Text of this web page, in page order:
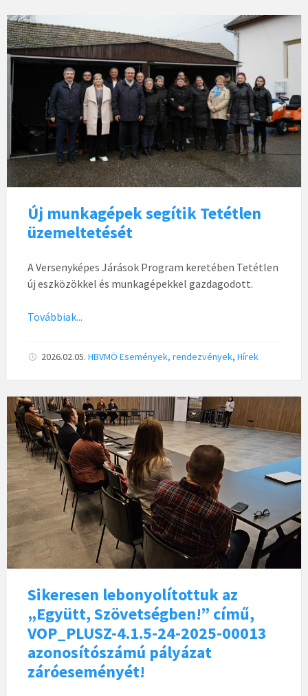
Új munkagépek segítik Tetétlen
üzemeltetését
A Versenyképes Járások Program keretében Tetétlen
új eszközökkel és munkagépekkel gazdagodott.
Továbbiak...
2026.02.05. HBVMÖ Események, rendezvények, Hírek
Sikeresen lebonyolítottuk az
„Együtt, Szövetségben!” című,
VOP_PLUSZ-4.1.5-24-2025-00013
azonosítószámú pályázat
záróeseményét!